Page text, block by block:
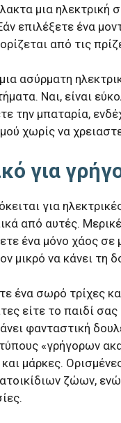
μια ηλεκτρική
επιλέξετε ένα
από τις
ασύρματη
Ναι, είναι
την μπαταρία,
χωρίς να
για
για
από αυτές.
ένα μόνο χάος σε
μικρό να κάνει τη
ένα σωρό τρίχες
είτε το παιδί
φανταστική
«γρήγορων
μάρκες.
ζώων,